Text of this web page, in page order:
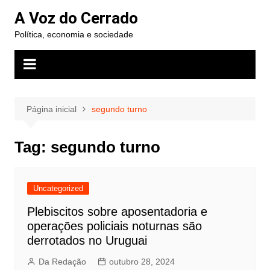
para
conteúdo
A Voz do Cerrado
Política, economia e sociedade
Página inicial segundo turno
Tag: segundo turno
Uncategorized
Plebiscitos sobre aposentadoria e
operações policiais noturnas são
derrotados no Uruguai
Da Redação outubro 28, 2024